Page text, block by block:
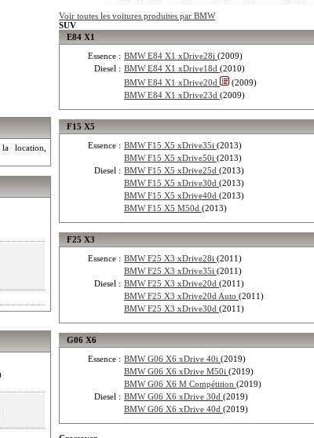
location,
Voir toutes les voitures produites par BMW
SUV
E84 X1
Essence : BMW E84 X1 xDrive28i (2009)
Diesel : BMW E84 X1 xDrive18d (2010)
BMW E84 X1 xDrive20d
(2009)
BMW E84 X1 xDrive23d (2009)
F15 X5
Essence : BMW F15 X5 xDrive35i (2013)
BMW F15 X5 xDrive50i (2013)
Diesel : BMW F15 X5 xDrive25d (2013)
BMW F15 X5 xDrive30d (2013)
BMW F15 X5 xDrive40d (2013)
BMW F15 X5 M50d (2013)
F25 X3
Essence : BMW F25 X3 xDrive28i (2011)
BMW F25 X3 xDrive35i (2011)
Diesel : BMW F25 X3 xDrive20d (2011)
BMW F25 X3 xDrive20d Auto (2011)
BMW F25 X3 xDrive30d (2011)
G06 X6
Essence : BMW G06 X6 xDrive 40i (2019)
BMW G06 X6 xDrive M50i (2019)
BMW G06 X6 M Compétition (2019)
Diesel : BMW G06 X6 xDrive 30d (2019)
BMW G06 X6 xDrive 40d (2019)